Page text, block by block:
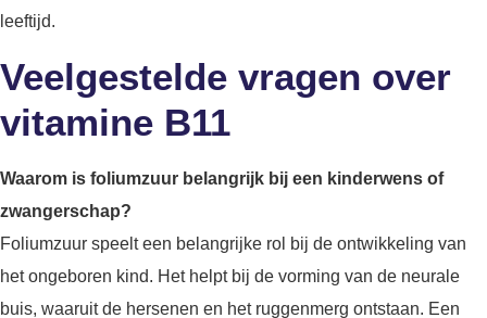
leeftijd.
Veelgestelde vragen over
vitamine B11
Waarom is foliumzuur belangrijk bij een kinderwens of
zwangerschap?
Foliumzuur speelt een belangrijke rol bij de ontwikkeling van
het ongeboren kind. Het helpt bij de vorming van de neurale
buis, waaruit de hersenen en het ruggenmerg ontstaan. Een